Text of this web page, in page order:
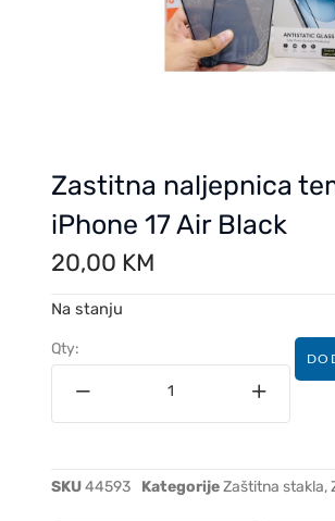
Zastitna naljepnica
iPhone 17 Air Black
20,00 KM
Na stanju
Qty:
SKU44593 KategorijeZaštitna stakla,